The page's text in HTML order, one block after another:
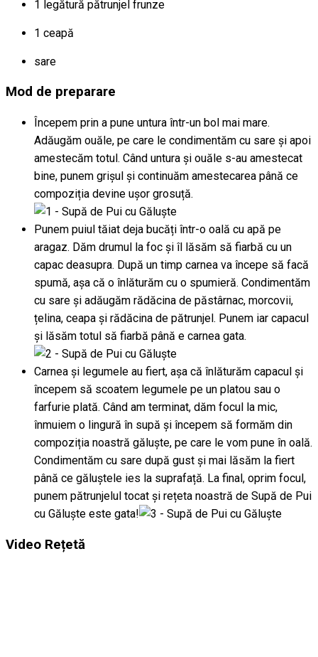
1 legătură pătrunjel frunze
1 ceapă
sare
Mod de preparare
Începem prin a pune untura într-un bol mai mare.
Adăugăm ouăle, pe care le condimentăm cu sare și apoi
amestecăm totul. Când untura și ouăle s-au amestecat
bine, punem grișul și continuăm amestecarea până ce
compoziția devine ușor grosuță.
Punem puiul tăiat deja bucăți într-o oală cu apă pe
aragaz. Dăm drumul la foc și îl lăsăm să fiarbă cu un
capac deasupra. După un timp carnea va începe să facă
spumă, așa că o înlăturăm cu o spumieră. Condimentăm
cu sare și adăugăm rădăcina de păstârnac, morcovii,
țelina, ceapa și rădăcina de pătrunjel. Punem iar capacul
și lăsăm totul să fiarbă până e carnea gata.
Carnea și legumele au fiert, așa că înlăturăm capacul și
începem să scoatem legumele pe un platou sau o
farfurie plată. Când am terminat, dăm focul la mic,
înmuiem o lingură în supă și începem să formăm din
compoziția noastră găluște, pe care le vom pune în oală.
Condimentăm cu sare după gust și mai lăsăm la fiert
până ce găluștele ies la suprafață. La final, oprim focul,
punem pătrunjelul tocat și rețeta noastră de Supă de Pui
cu Găluște este gata!
Video Rețetă